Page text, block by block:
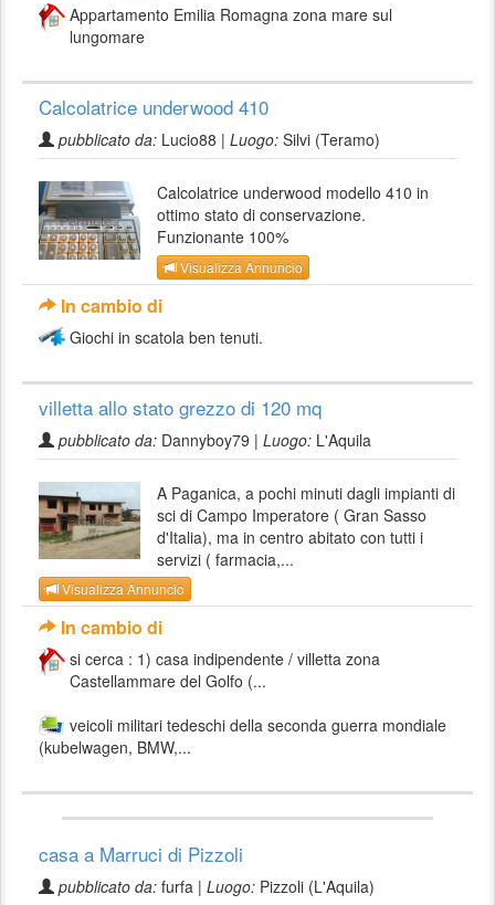
Appartamento Emilia Romagna zona mare sul
lungomare
Calcolatrice underwood 410
pubblicato da: Lucio88 | Luogo: Silvi (Teramo)
Calcolatrice underwood modello 410 in
ottimo stato di conservazione.
Funzionante 100%
Visualizza Annuncio
In cambio di
Giochi in scatola ben tenuti.
villetta allo stato grezzo di 120 mq
pubblicato da: Dannyboy79 | Luogo: L'Aquila
A Paganica, a pochi minuti dagli impianti di
sci di Campo Imperatore ( Gran Sasso
d'Italia), ma in centro abitato con tutti i
servizi ( farmacia,...
Visualizza Annuncio
In cambio di
si cerca : 1) casa indipendente / villetta zona
Castellammare del Golfo (...
veicoli militari tedeschi della seconda guerra mondiale
(kubelwagen, BMW,...
casa a Marruci di Pizzoli
pubblicato da: furfa | Luogo: Pizzoli (L'Aquila)